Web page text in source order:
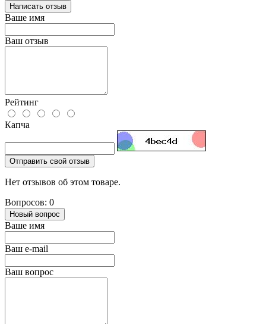
Написать отзыв
Ваше имя
Ваш отзыв
Рейтинг
Капча
Отправить свой отзыв
Нет отзывов об этом товаре.
Вопросов: 0
Новый вопрос
Ваше имя
Ваш e-mail
Ваш вопрос